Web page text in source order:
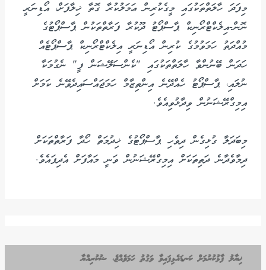
މިފަދަ ހާލަތްތަކުގައި މީގެކުރިން ޢަމަލުކުރާ ގޮތާ ޚިލާފަށް، އޯޑިނަރީ
ނޮން-އިލެކްޓްރޯނިކް ޕާސްޕޯޓު ދޫކުރާ ފަރާތްތަކުން ޕާސްޕޯޓުގެ
މުއްދަތު ހަމަވުމުގެ ކުރިން އޯޑިނަރީ އިލެކްޓްރޯނިކް ޕާސްޕޯޓެއް
ހަދަން ބޭނުންވާ ހާލަތްތަކުގައި "ކެންސަލޭޝަން ފީ" ނެގުމަކާ
ނުލައި، ޕާސްޕޯޓު ހެއްދޭނެ އިންތިޒާމް ހަމަޖައްސައިދެވޭނެ ކަމަށް
އިމިގްރޭޝަނުން ވިދާޅުވިއެވެ.
މިބަދަލާ ގުޅިގެން ދިވެހި ޕާސްޕޯޓުގެ ޚިދުމަތް ހޯދާ ފަރާތްތަކަށް
ދިމާވެދާނެ ދަތިތަކަށް އިމިގްރޭޝަނުން ވަނީ މައާފަށް އެދިފައެވެ.
ޚިޔާލު ފާޅުކުރުމަށް ކަނޑައެޅިފައިވާ ވަގުތު ހަމަވެއްޖެ، ޝުކުރިއްޔާ